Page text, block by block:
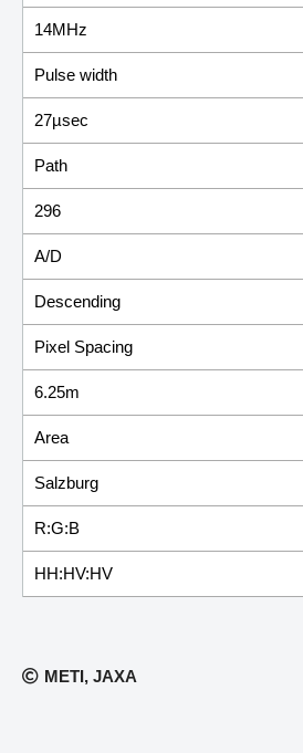
14MHz
Pulse width
27µsec
Path
296
A/D
Descending
Pixel Spacing
6.25m
Area
Salzburg
R:G:B
HH:HV:HV
METI, JAXA